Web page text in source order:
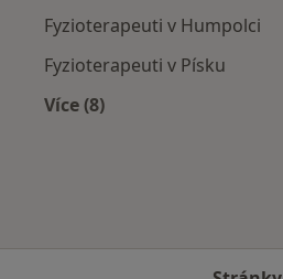
Fyzioterapeuti v Humpolci
Fyzioterapeuti v Písku
Více (8)